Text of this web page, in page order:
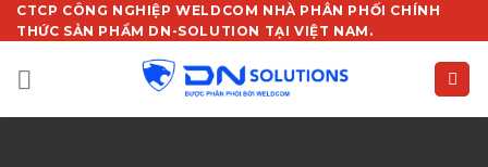
Chuyển
đến
nội
dung
CTCP CÔNG NGHIỆP WELDCOM NHÀ PHÂN PHỐI CHÍNH
THỨC SẢN PHẨM DN-SOLUTION TẠI VIỆT NAM.